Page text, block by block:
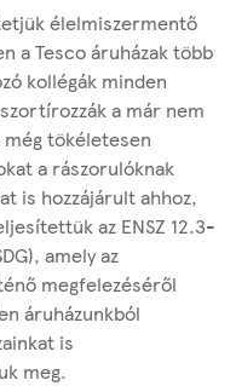
élelmiszermentő
a Tesco áruházak több
kollégák minden
a már nem
tökéletesen
a rászorulóknak
is hozzájárult ahhoz,
az ENSZ 12.3-
amely az
megfelezéséről
áruházunkból
is
meg.